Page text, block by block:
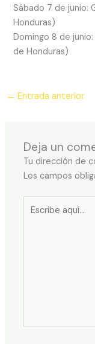
Sábado 7 de junio:
Honduras)
Domingo 8 de
de Honduras)
← Entrada anterior
Deja un
Tu dirección de
Los campos